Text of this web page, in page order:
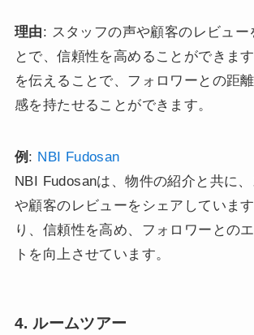
理由: スタッフの声や顧客のレビュー
とで、信頼性を高めることができま
を伝えることで、フォロワーとの距
感を持たせることができます。
例 : NBI Fudosan
NBI Fudosanは、物件の紹介と共に
や顧客のレビューをシェアしていま
り、信頼性を高め、フォロワーとの
トを向上させています。
4. ルームツアー